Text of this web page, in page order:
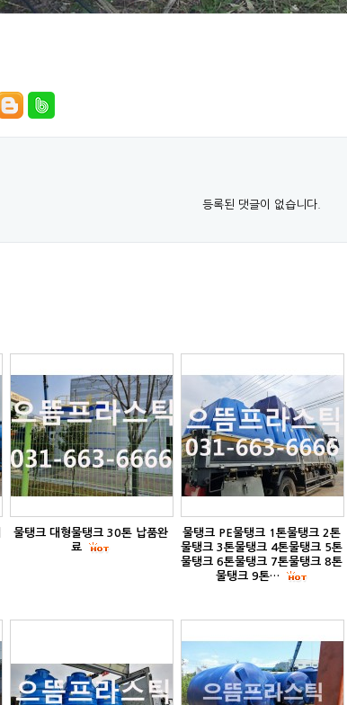
등록된 댓글이 없습니다.
물탱크 대형물탱크 30톤 납품완
료
물탱크 PE물탱크 1톤물탱크 2톤
물탱크 3톤물탱크 4톤물탱크 5톤
물탱크 6톤물탱크 7톤물탱크 8톤
물탱크 9톤…